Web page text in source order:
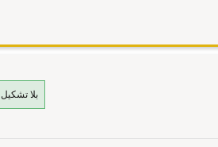
بلا تشكيل